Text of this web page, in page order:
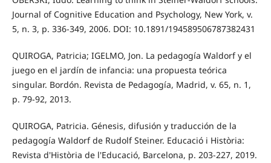
Journal of Cognitive Education and Psychology, New York, v.
5, n. 3, p. 336-349, 2006. DOI: 10.1891/194589506787382431
QUIROGA, Patricia; IGELMO, Jon. La pedagogía Waldorf y el
juego en el jardín de infancia: una propuesta teórica
singular. Bordón. Revista de Pedagogía, Madrid, v. 65, n. 1,
p. 79-92, 2013.
QUIROGA, Patricia. Génesis, difusión y traducción de la
pedagogía Waldorf de Rudolf Steiner. Educació i Història:
Revista d'Història de l'Educació, Barcelona, p. 203-227, 2019.